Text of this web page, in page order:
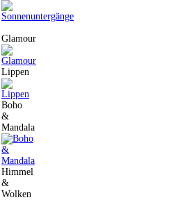
Glamour
Lippen
Boho
&
Mandala
Himmel
&
Wolken